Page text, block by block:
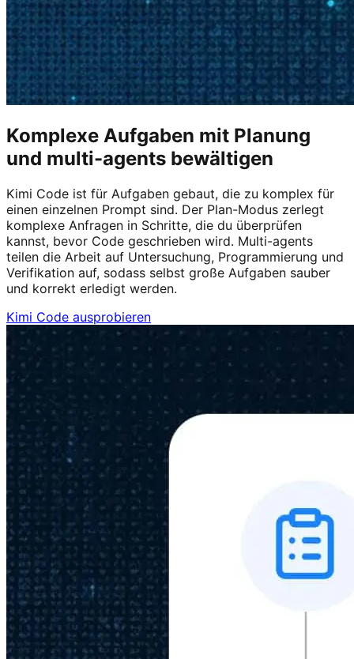
Komplexe Aufgaben mit Planung
und multi-agents bewältigen
Kimi Code ist für Aufgaben gebaut, die zu komplex für
einen einzelnen Prompt sind. Der Plan-Modus zerlegt
komplexe Anfragen in Schritte, die du überprüfen
kannst, bevor Code geschrieben wird. Multi-agents
teilen die Arbeit auf Untersuchung, Programmierung und
Verifikation auf, sodass selbst große Aufgaben sauber
und korrekt erledigt werden.
Kimi Code ausprobieren